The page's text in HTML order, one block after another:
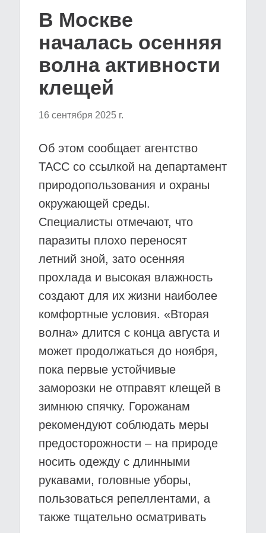
В Москве
началась осенняя
волна активности
клещей
16 сентября 2025 г.
Об этом сообщает агентство
ТАСС со ссылкой на департамент
природопользования и охраны
окружающей среды.
Специалисты отмечают, что
паразиты плохо переносят
летний зной, зато осенняя
прохлада и высокая влажность
создают для их жизни наиболее
комфортные условия. «Вторая
волна» длится с конца августа и
может продолжаться до ноября,
пока первые устойчивые
заморозки не отправят клещей в
зимнюю спячку. Горожанам
рекомендуют соблюдать меры
предосторожности – на природе
носить одежду с длинными
рукавами, головные уборы,
пользоваться репеллентами, а
также тщательно осматривать